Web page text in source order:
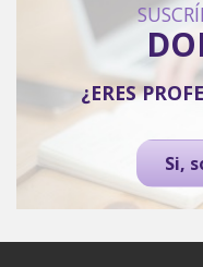
¿ERES
Si,